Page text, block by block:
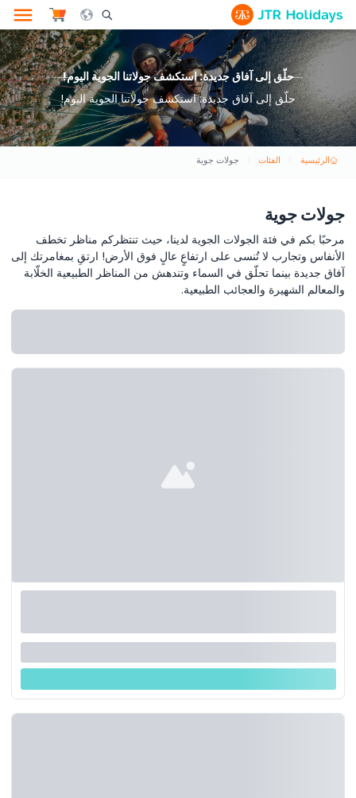
Search Opener Icon
حلّق إلى آفاق جديدة: استكشف جولاتنا الجوية اليوم!
حلّق إلى آفاق جديدة: استكشف جولاتنا الجوية اليوم!
الرئيسية الفئات جولات جوية
جولات جوية
مرحبًا بكم في فئة الجولات الجوية لدينا، حيث تنتظركم مناظر تخطف
الأنفاس وتجارب لا تُنسى على ارتفاعٍ عالٍ فوق الأرض! ارتقِ بمغامرتك إلى
آفاق جديدة بينما تحلّق في السماء وتندهش من المناظر الطبيعية الخلّابة
والمعالم الشهيرة والعجائب الطبيعية.